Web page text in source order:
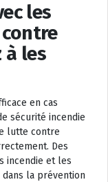
les
à les
en cas
sécurité incendie
lutte contre
Des
incendie et les
la prévention